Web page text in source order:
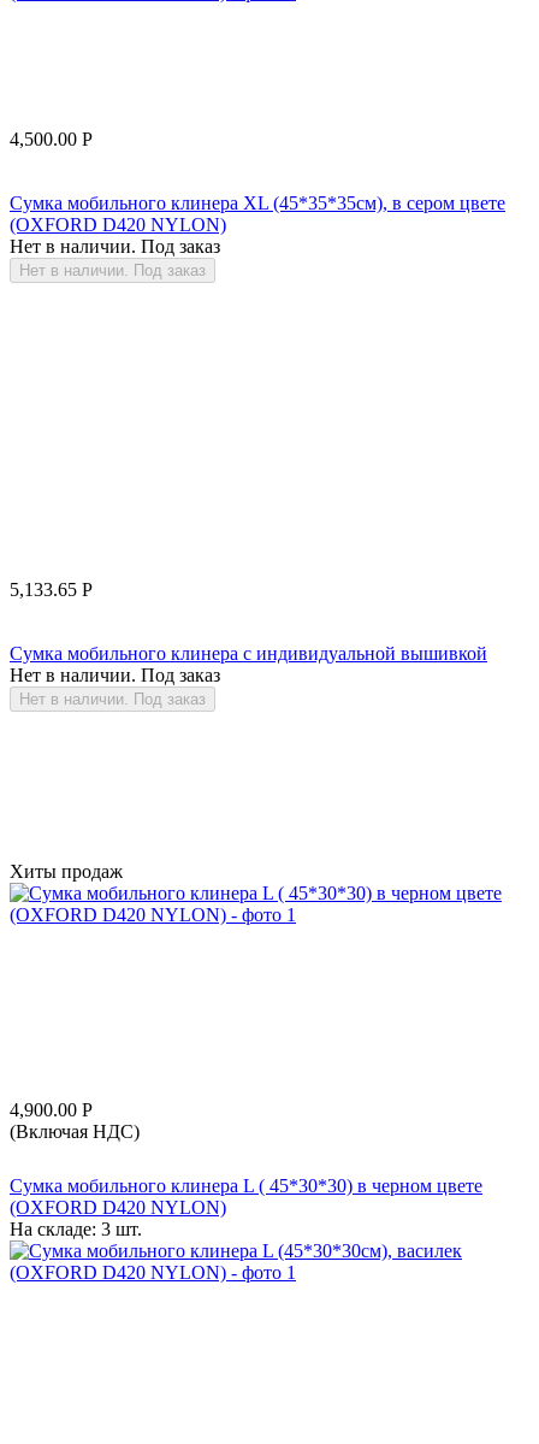
4,500.00 Р
Сумка мобильного клинера XL (45*35*35см), в сером цвете
(OXFORD D420 NYLON)
Нет в наличии. Под заказ
Нет в наличии. Под заказ
5,133.65 Р
Сумка мобильного клинера с индивидуальной вышивкой
Нет в наличии. Под заказ
Нет в наличии. Под заказ
Хиты продаж
4,900.00 Р
(Включая НДС)
Сумка мобильного клинера L ( 45*30*30) в черном цвете
(OXFORD D420 NYLON)
На складе: 3 шт.